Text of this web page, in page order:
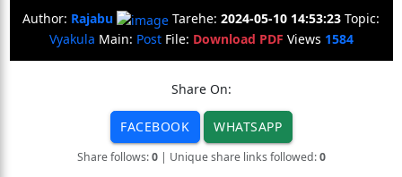
Author: Rajabu Tarehe: 2024-05-10 14:53:23 Topic:
Vyakula Main: PostFile: Download PDF Views 1584
Share On:
FACEBOOK WHATSAPP
Share follows:0| Unique share links followed:0